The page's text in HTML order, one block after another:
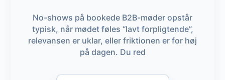
No-shows på bookede B2B-møder opstår
typisk, når mødet føles “lavt forpligtende”,
relevansen er uklar, eller friktionen er for høj
på dagen. Du red